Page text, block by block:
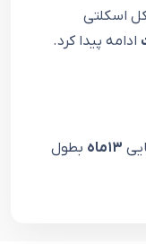
اسكلتی
ادامه پيدا كرد.
١٣ماه
بطول